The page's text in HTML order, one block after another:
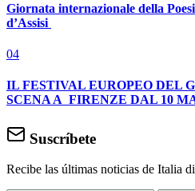
Giornata internazionale della
d’Assisi
04
IL FESTIVAL EUROPEO DEL
SCENA A FIRENZE DAL 10
Suscríbete
Recibe las últimas noticias de Italia